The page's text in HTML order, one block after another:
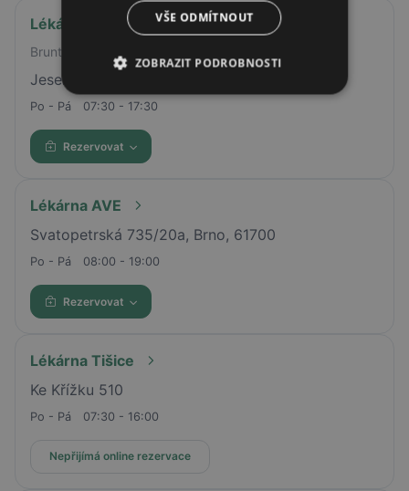
Lékárna AVE
Bruntal
Jesenická 1757/5,792 01 Bruntál
Po - Pá 07:30 - 17:30
Rezervovat
Lékárna AVE
Svatopetrská 735/20a, Brno, 61700
Po - Pá 08:00 - 19:00
Rezervovat
Lékárna Tišice
Ke Křížku 510
Po - Pá 07:30 - 16:00
Nepřijímá online rezervace
VŠE ODMÍTNOUT
ZOBRAZIT PODROBNOSTI